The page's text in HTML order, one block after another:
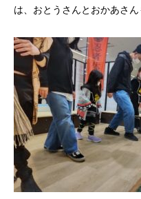
は、おとうさんとおかあさ